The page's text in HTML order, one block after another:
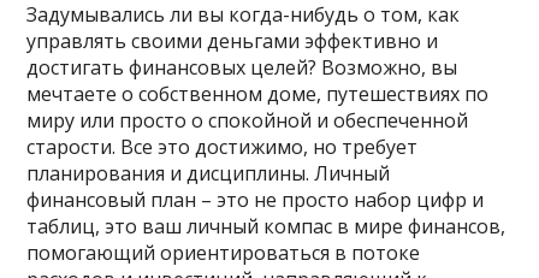
Задумывались ли вы когда-нибудь о том, как
управлять своими деньгами эффективно и
достигать финансовых целей? Возможно, вы
мечтаете о собственном доме, путешествиях по
миру или просто о спокойной и обеспеченной
старости. Все это достижимо, но требует
планирования и дисциплины. Личный
финансовый план – это не просто набор цифр и
таблиц, это ваш личный компас в мире финансов,
помогающий ориентироваться в потоке